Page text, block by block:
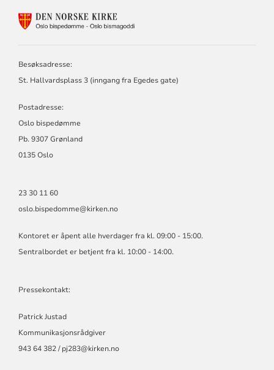
Besøksadresse:
St. Hallvardsplass 3 (inngang fra Egedes gate)
Postadresse:
Oslo bispedømme
Pb. 9307 Grønland
0135 Oslo
23 30 11 60
oslo.bispedomme@kirken.no
Kontoret er åpent alle hverdager fra kl. 09:00 - 15:00.
Sentralbordet er betjent fra kl. 10:00 - 14:00.
Pressekontakt:
Patrick Justad
Kommunikasjonsrådgiver
943 64 382 / pj283@kirken.no